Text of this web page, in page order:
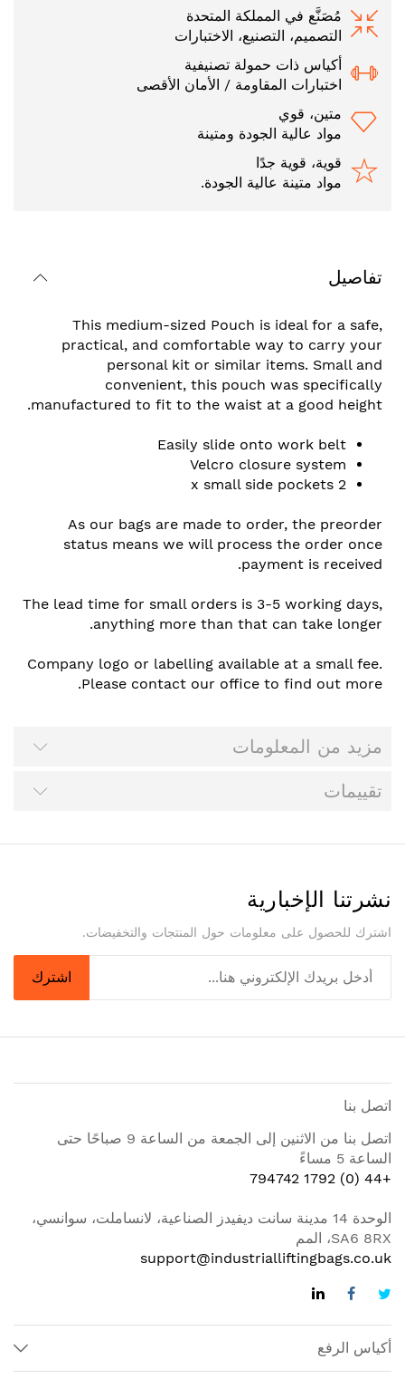
مُصَنَّع في المملكة المتحدة
التصميم، التصنيع، الاختبارات
أكياس ذات حمولة تصنيفية
اختبارات المقاومة / الأمان الأقصى
متين، قوي
مواد عالية الجودة ومتينة
قوية، قوية جدًا
مواد متينة عالية الجودة.
تفاصيل
This medium-sized Pouch is ideal for a safe,
practical, and comfortable way to carry your
personal kit or similar items. Small and
convenient, this pouch was specifically
manufactured to fit to the waist at a good height.
Easily slide onto work belt
Velcro closure system
2 x small side pockets
As our bags are made to order, the preorder
status means we will process the order once
payment is received.
The lead time for small orders is 3-5 working days,
anything more than that can take longer.
Company logo or labelling available at a small fee.
Please contact our office to find out more.
مزيد من المعلومات
تقييمات
نشرتنا الإخبارية
اشترك للحصول على معلومات حول المنتجات والتخفيضات.
اشترك
اتصل بنا
اتصل بنا من الاثنين إلى الجمعة من الساعة 9 صباحًا حتى
الساعة 5 مساءً
+44 (0) 1792 794742
الوحدة 14 مدينة سانت ديفيدز الصناعية، لانساملت، سوانسي،
SA6 8RX، المم
support@industrialliftingbags.co.uk
أكياس الرفع